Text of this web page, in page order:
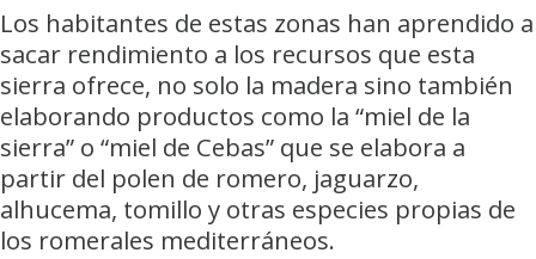
Los habitantes de estas zonas han aprendido a
sacar rendimiento a los recursos que esta
sierra ofrece, no solo la madera sino también
elaborando productos como la “miel de la
sierra” o “miel de Cebas” que se elabora a
partir del polen de romero, jaguarzo,
alhucema, tomillo y otras especies propias de
los romerales mediterráneos.